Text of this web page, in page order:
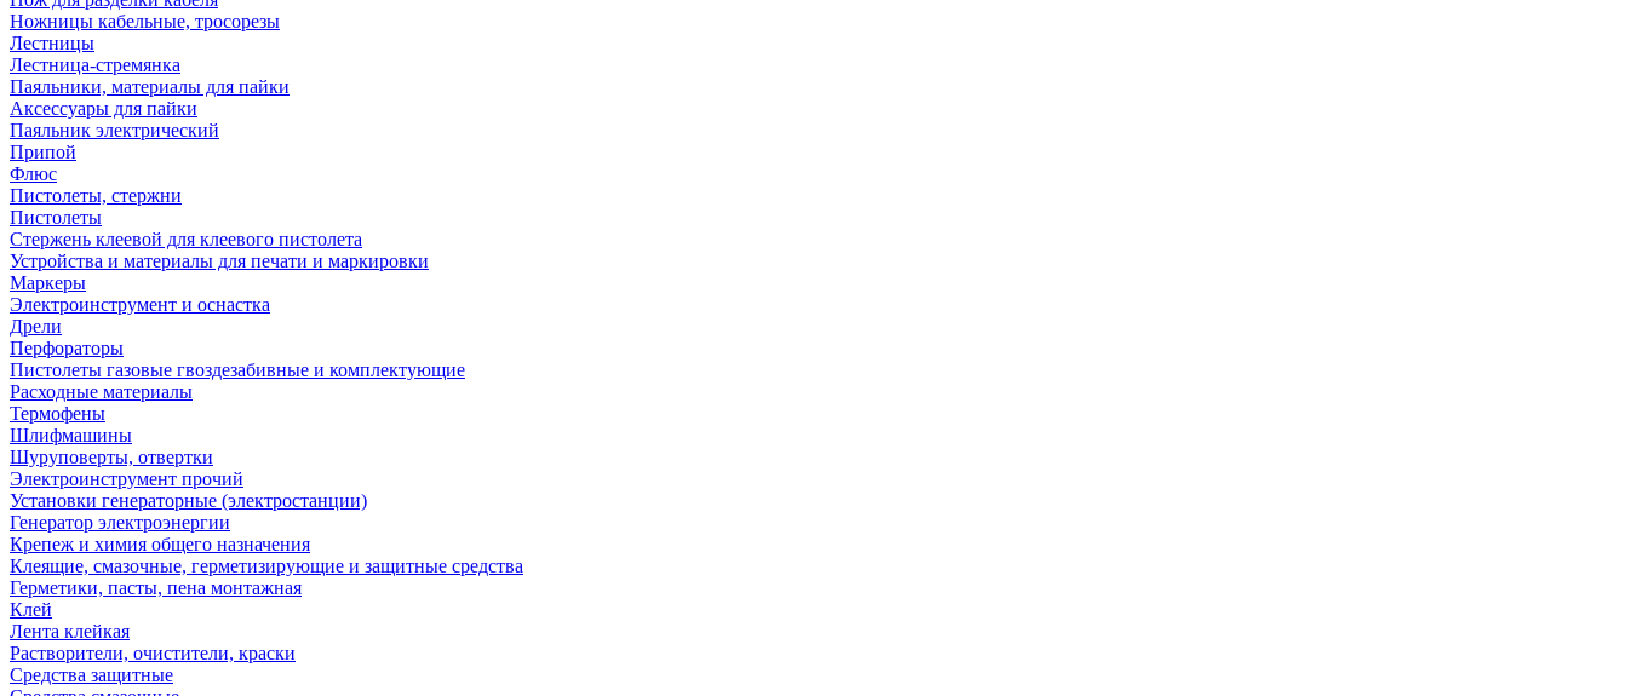
Ножницы кабельные, тросорезы
Лестницы
Лестница-стремянка
Паяльники, материалы для пайки
Аксессуары для пайки
Паяльник электрический
Припой
Флюс
Пистолеты, стержни
Пистолеты
Стержень клеевой для клеевого пистолета
Устройства и материалы для печати и маркировки
Маркеры
Электроинструмент и оснастка
Дрели
Перфораторы
Пистолеты газовые гвоздезабивные и комплектующие
Расходные материалы
Термофены
Шлифмашины
Шуруповерты, отвертки
Электроинструмент прочий
Установки генераторные (электростанции)
Генератор электроэнергии
Крепеж и химия общего назначения
Клеящие, смазочные, герметизирующие и защитные средства
Герметики, пасты, пена монтажная
Клей
Лента клейкая
Растворители, очистители, краски
Средства защитные